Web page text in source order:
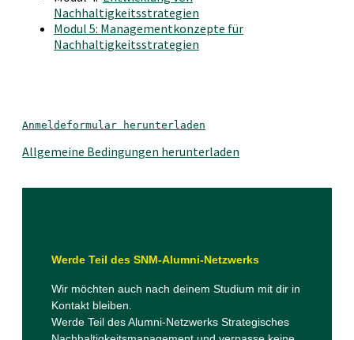
Nachhaltigkeitsstrategien
Modul 5: Managementkonzepte für
Nachhaltigkeitsstrategien
Anmeldeformular herunterladen
Allgemeine Bedingungen herunterladen